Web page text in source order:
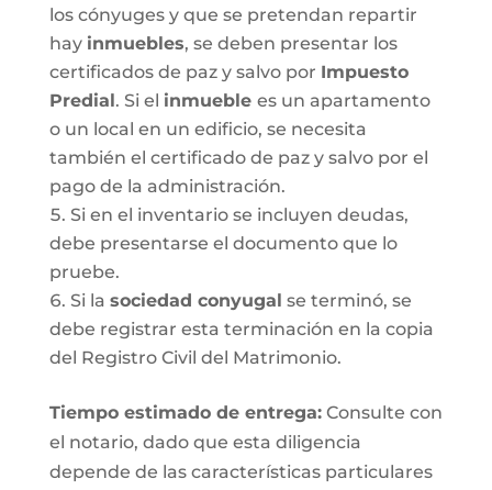
los cónyuges y que se pretendan repartir
hay inmuebles, se deben presentar los
certificados de paz y salvo por Impuesto
Predial. Si el inmueble es un apartamento
o un local en un edificio, se necesita
también el certificado de paz y salvo por el
pago de la administración.
Si en el inventario se incluyen deudas,
debe presentarse el documento que lo
pruebe.
Si la sociedad conyugal se terminó, se
debe registrar esta terminación en la copia
del Registro Civil del Matrimonio.
Tiempo estimado de entrega:Consulte con
el notario, dado que esta diligencia
depende de las características particulares